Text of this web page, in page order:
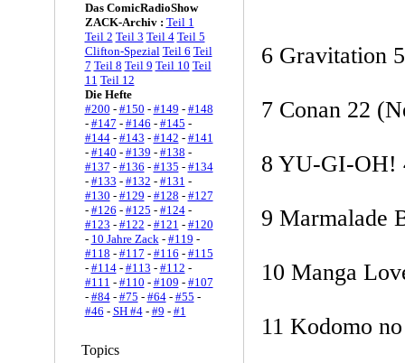
Das ComicRadioShow
ZACK-Archiv : Teil 1
Teil 2 Teil 3 Teil 4 Teil 5
Clifton-Spezial Teil 6 Teil
7 Teil 8 Teil 9 Teil 10 Teil
11 Teil 12
Die Hefte
#200 - #150 - #149 - #148
- #147 - #146 - #145 -
#144- #143 - #142 - #141
- #140 - #139 - #138 -
#137 - #136 - #135 - #134
- #133 - #132 - #131 -
#130 - #129 - #128 - #127
- #126 - #125 - #124-
#123 - #122 - #121 - #120
- 10 Jahre Zack- #119 -
#118 - #117 - #116 - #115
- #114- #113 - #112 -
#111 - #110 - #109 - #107
- #84- #75 - #64- #55 -
#46 - SH #4- #9 - #1
Topics
6 Gravitation
7 Conan 22
8 YU-GI-OH!
9 Marmalade
10 Manga
11 Kodomo